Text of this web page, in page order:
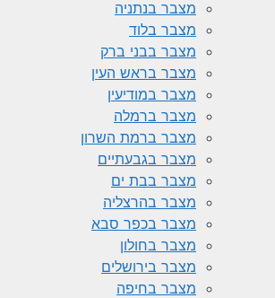
מצבר בנתניה
מצבר בלוד
מצבר בבני ברק
מצבר בראש העין
מצבר במודיעין
מצבר ברמלה
מצבר ברמת השרון
מצבר בגבעתיים
מצבר בבת ים
מצבר בהרצליה
מצבר בכפר סבא
מצבר בחולון
מצבר בירושלים
מצבר בחיפה